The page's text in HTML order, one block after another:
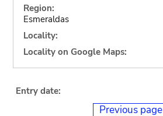
Region:
Esmeraldas
Locality:
Locality on Google Maps:
Entry date:
Previous page